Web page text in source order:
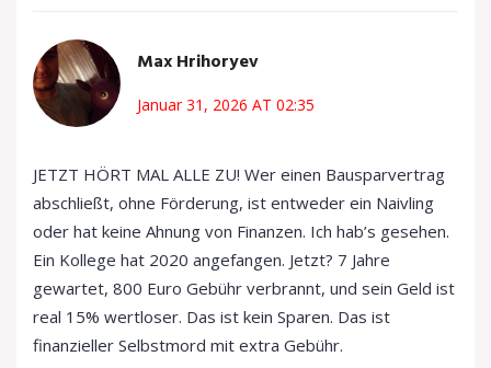
Max Hrihoryev
Januar 31, 2026 AT 02:35
JETZT HÖRT MAL ALLE ZU! Wer einen Bausparvertrag
abschließt, ohne Förderung, ist entweder ein Naivling
oder hat keine Ahnung von Finanzen. Ich hab’s gesehen.
Ein Kollege hat 2020 angefangen. Jetzt? 7 Jahre
gewartet, 800 Euro Gebühr verbrannt, und sein Geld ist
real 15% wertloser. Das ist kein Sparen. Das ist
finanzieller Selbstmord mit extra Gebühr.